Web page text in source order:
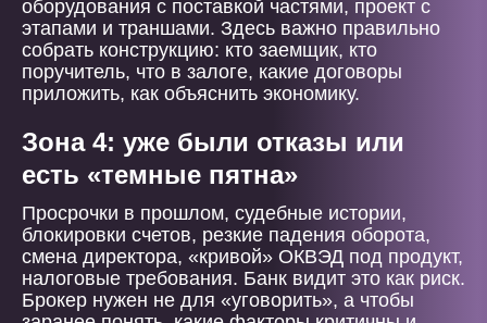
оборудования с поставкой частями, проект с
этапами и траншами. Здесь важно правильно
собрать конструкцию: кто заемщик, кто
поручитель, что в залоге, какие договоры
приложить, как объяснить экономику.
Зона 4: уже были отказы или
есть «темные пятна»
Просрочки в прошлом, судебные истории,
блокировки счетов, резкие падения оборота,
смена директора, «кривой» ОКВЭД под продукт,
налоговые требования. Банк видит это как риск.
Брокер нужен не для «уговорить», а чтобы